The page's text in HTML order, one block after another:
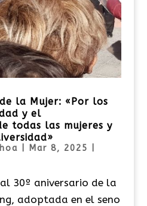
la Mujer: «Por los
y el
todas las mujeres y
Mar 8, 2025
30º aniversario de la
adoptada en el seno